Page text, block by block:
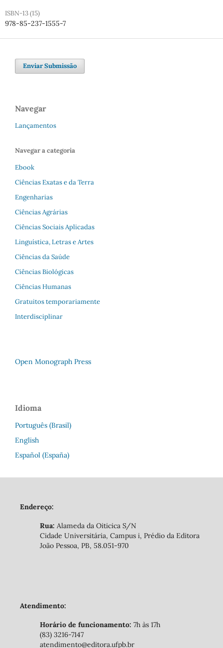
ISBN-13 (15)
978-85-237-1555-7
Enviar Submissão
Navegar
Lançamentos
Navegar a categoria
Ebook
Ciências Exatas e da Terra
Engenharias
Ciências Agrárias
Ciências Sociais Aplicadas
Linguística, Letras e Artes
Ciências da Saúde
Ciências Biológicas
Ciências Humanas
Gratuitos temporariamente
Interdisciplinar
Open Monograph Press
Idioma
Português (Brasil)
English
Español (España)
Endereço:
Rua: Alameda da Oiticica S/N
Cidade Universitária, Campus i, Prédio da Editora
João Pessoa, PB, 58.051-970
Atendimento:
Horário de funcionamento: 7h às 17h
(83) 3216-7147
atendimento@editora.ufpb.br